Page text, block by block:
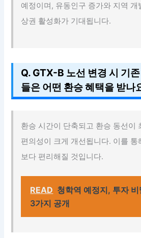
예정이며, 유동인구 증가와 지역 개
상권 활성화가 기대됩니다.
Q. GTX-B 노선 변경 시 기
들은 어떤 환승 혜택을 받나
환승 시간이 단축되고 환승 동선이
편의성이 크게 개선됩니다. 이를 통
보다 편리해질 것입니다.
READ 청학역 예정지, 투자 비
3가지 공개